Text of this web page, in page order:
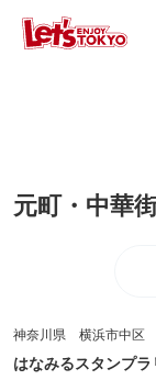
元町・中華
神奈川県 横浜市中区
はなみるスタンプ